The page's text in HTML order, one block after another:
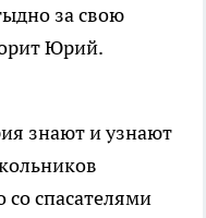
за свою
Юрий.
знают и узнают
со спасателями